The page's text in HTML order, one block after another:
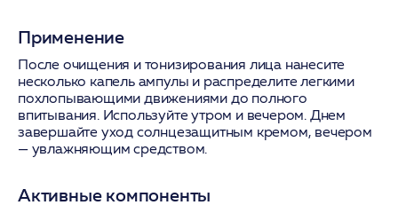
Применение
После очищения и тонизирования лица нанесите
несколько капель ампулы и распределите легкими
похлопывающими движениями до полного
впитывания. Используйте утром и вечером. Днем
завершайте уход солнцезащитным кремом, вечером
— увлажняющим средством.
Активные компоненты